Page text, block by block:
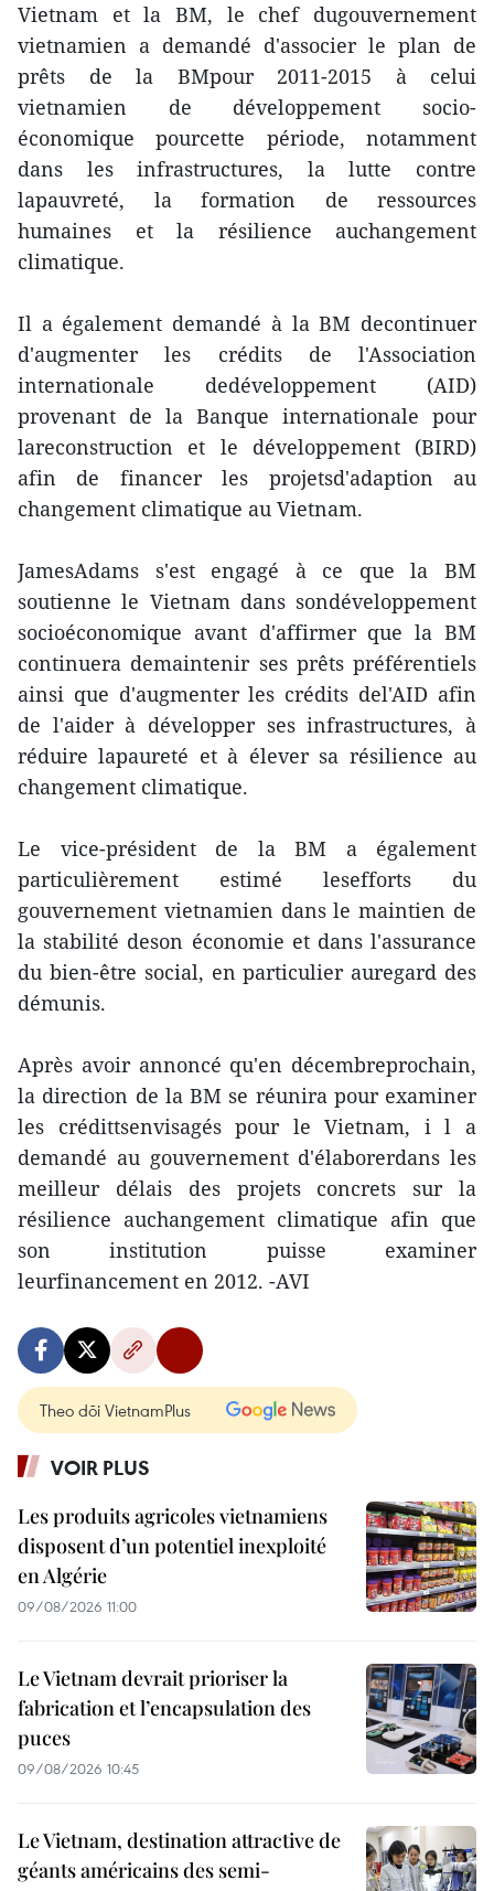
Vietnam et la BM, le chef dugouvernement
vietnamien a demandé d'associer le plan de
prêts de la BMpour 2011-2015 à celui
vietnamien de développement socio-
économique pourcette période, notamment
dans les infrastructures, la lutte contre
lapauvreté, la formation de ressources
humaines et la résilience auchangement
climatique.
Il a également demandé à la BM decontinuer
d'augmenter les crédits de l'Association
internationale dedéveloppement (AID)
provenant de la Banque internationale pour
lareconstruction et le développement (BIRD)
afin de financer les projetsd'adaption au
changement climatique au Vietnam.
JamesAdams s'est engagé à ce que la BM
soutienne le Vietnam dans sondéveloppement
socioéconomique avant d'affirmer que la BM
continuera demaintenir ses prêts préférentiels
ainsi que d'augmenter les crédits del'AID afin
de l'aider à développer ses infrastructures, à
réduire lapaureté et à élever sa résilience au
changement climatique.
Le vice-président de la BM a également
particulièrement estimé lesefforts du
gouvernement vietnamien dans le maintien de
la stabilité deson économie et dans l'assurance
du bien-être social, en particulier auregard des
démunis.
Après avoir annoncé qu'en décembreprochain,
la direction de la BM se réunira pour examiner
les crédittsenvisagés pour le Vietnam, i l a
demandé au gouvernement d'élaborerdans les
meilleur délais des projets concrets sur la
résilience auchangement climatique afin que
son institution puisse examiner
leurfinancement en 2012. -AVI
Theo dõi VietnamPlus
VOIR PLUS
Les produits agricoles vietnamiens
disposent d’un potentiel inexploité
en Algérie
09/08/2026 11:00
Le Vietnam devrait prioriser la
fabrication et l’encapsulation des
puces
09/08/2026 10:45
Le Vietnam, destination attractive de
géants américains des semi-